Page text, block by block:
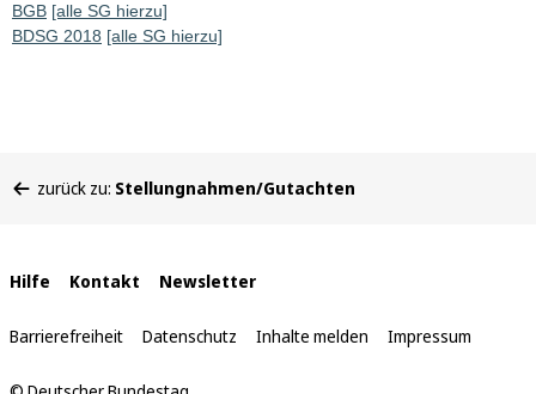
BGB [alle SG hierzu]
BDSG 2018 [alle SG hierzu]
befinden
zurück zu: Stellungnahmen/Gutachten
Interne
Links
Hilfe Kontakt Newsletter
Barrierefreiheit Datenschutz Inhalte melden Impressum